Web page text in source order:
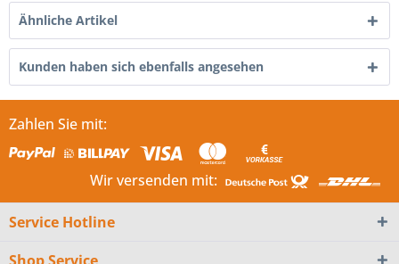
Ähnliche Artikel
Kunden haben sich ebenfalls angesehen
Zahlen Sie mit:
Wir versenden mit:
Service Hotline